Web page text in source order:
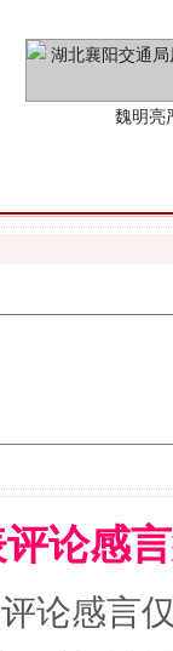
论感
论感言